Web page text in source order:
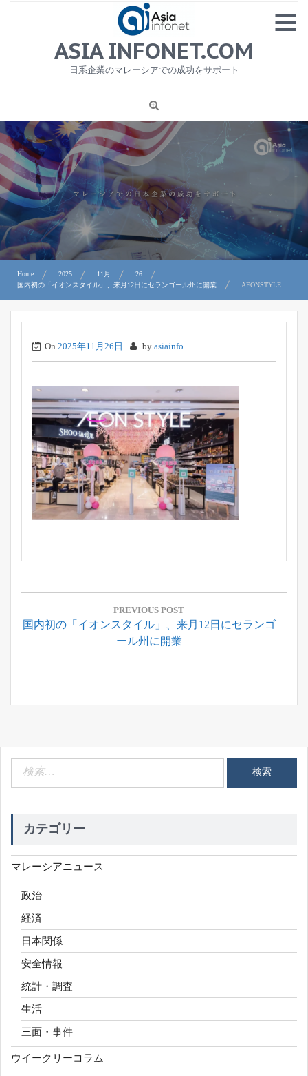
MENU
1
ニュース
労務サービス
プライバシーポリシー及び著作権について
お問合せ
ASIA INFONET.COM
日系企業のマレーシアでの成功をサポート
Home 2025 11月
26
国内初の「イオンスタイル」、来月12日にセランゴール州に開業
AEONSTYLE
On 2025年11月26日 by asiainfo
投
ナ
ゲ
シ
ン
PREVIOUS POST
Previous
国内初の「イオンスタイル」、来月12日にセランゴ
ール州に開業
カテゴリー
マレーシアニュース
政治
経済
日本関係
安全情報
統計・調査
生活
三面・事件
ウイークリーコラム